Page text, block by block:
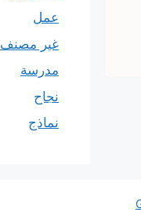
عمل
غير مصنف
مدرسة
نجاح
نماذج